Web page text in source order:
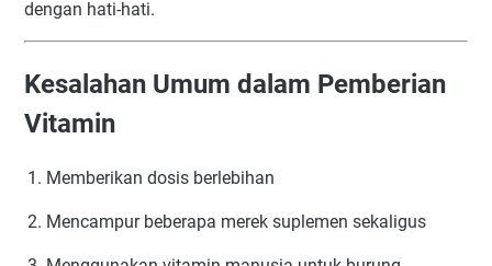
dengan hati-hati.
Kesalahan Umum dalam Pemberian
Vitamin
Memberikan dosis berlebihan
Mencampur beberapa merek suplemen sekaligus